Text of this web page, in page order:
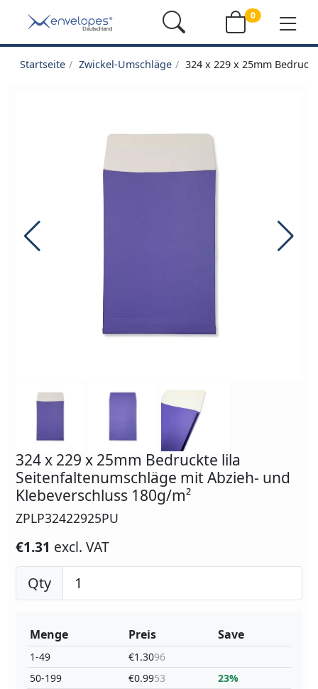
0
Startseite Zwickel-Umschläge 324 x 229 x 25mm
324 x 229 x 25mm Bedruckte lila
Seitenfaltenumschläge mit Abzieh- und
Klebeverschluss 180g/m²
ZPLP32422925PU
€1.31 excl. VAT
Qty
Menge
1-49
50-199
Preis
€1.3096
€0.9953
Save
23%